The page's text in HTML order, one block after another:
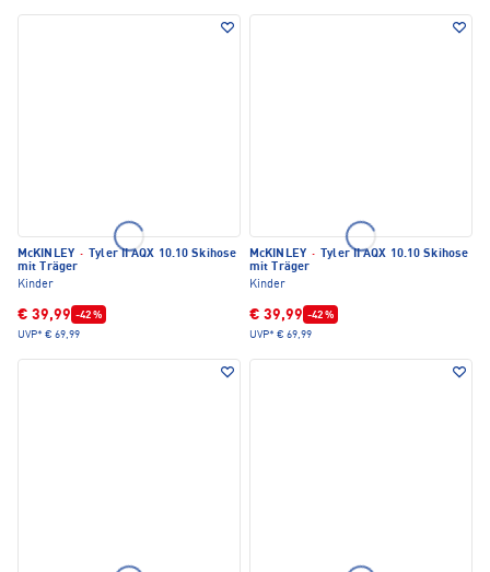
McKINLEY ·
Tyler II AQX 10.10 Skihose
mit Träger
Kinder
€ 39,99 -42 %
UVP* € 69,99
McKINLEY ·
Tyler II AQX 10.10 Skihose
mit Träger
Kinder
€ 39,99 -42 %
UVP* € 69,99